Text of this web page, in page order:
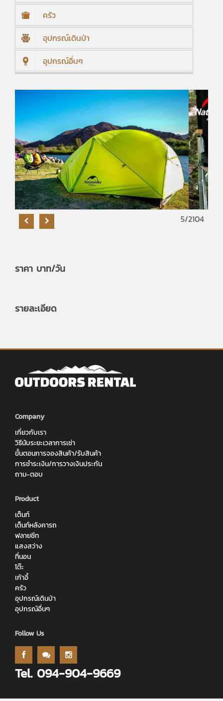
ครัว
อุปกรณ์เดินป่า
อุปกรณ์อื่นๆ
5/2104
ราคา บาท/วัน
รายละเอียด
Company
เกี่ยวกับเรา
วิธีนับระยะเวลาการเช่า
ขั้นตอนการจองสินค้า/รับสินค้า
การชำระเงิน/การวางเงินประกัน
ถาม-ตอบ
Product
เต็นท์
เต็นท์หลังคารถ
ฟลายชีท
แสงสว่าง
ที่นอน
โต๊ะ
เก้าอี้
ครัว
อุปกรณ์เดินป่า
อุปกรณ์อื่นๆ
Follow Us
Tel. 094-904-9669